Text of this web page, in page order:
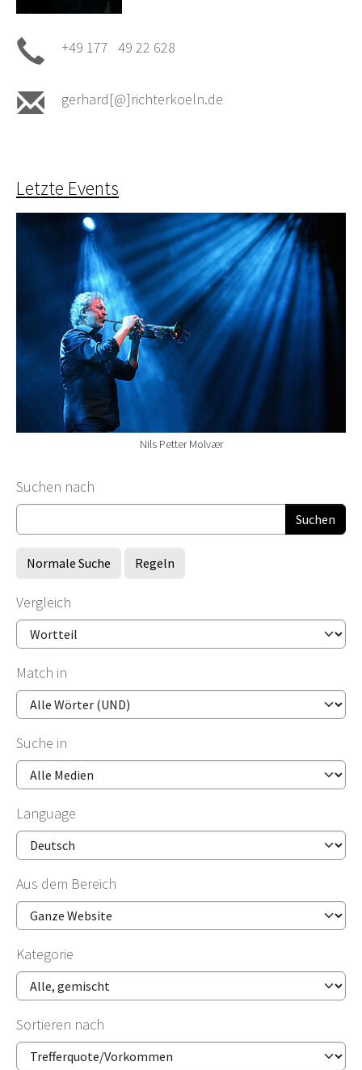
+49 177 49 22 628
gerhard[@]richterkoeln.de
Letzte Events
Nils Petter Molvær
Suchformular
Suchen nach
Normale Suche Regeln
Vergleich
Match in
Suche in
Language
Aus dem Bereich
Kategorie
Sortieren nach